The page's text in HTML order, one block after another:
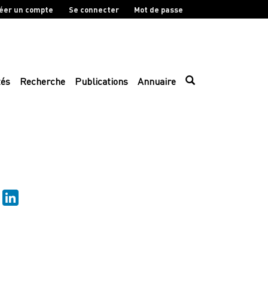
un compte Se connecter Mot de passe
Recherche Publications Annuaire